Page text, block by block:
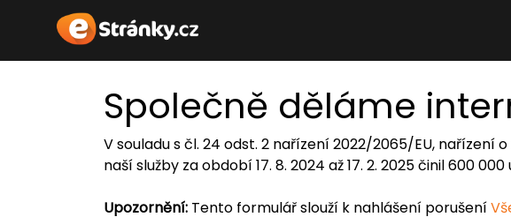
Společně děláme
V souladu s čl. 24 odst. 2 nařízení 2022/2065/EU,
naší služby za období 17. 8. 2024 až 17. 2. 2025 činil 600
Upozornění: Tento formulář slouží k nahlášení porušení